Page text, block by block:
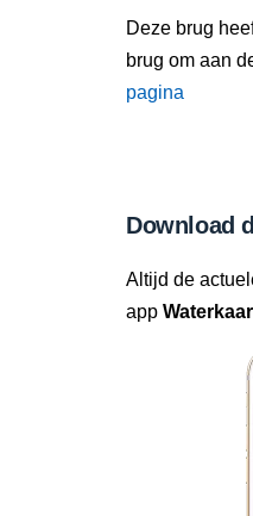
Deze brug
brug om aan
pagina
Download
Altijd de
app